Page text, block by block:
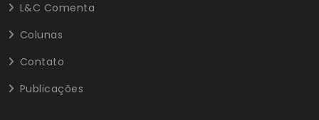
L&C Comenta
Colunas
Contato
Publicações